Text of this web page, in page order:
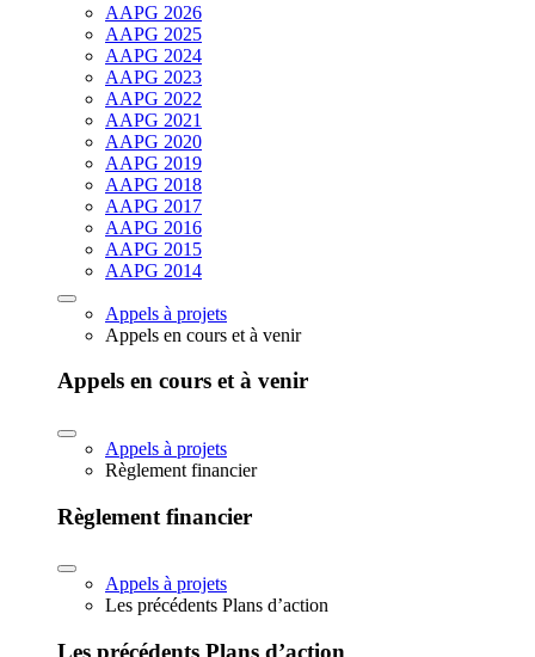
AAPG 2026
AAPG 2025
AAPG 2024
AAPG 2023
AAPG 2022
AAPG 2021
AAPG 2020
AAPG 2019
AAPG 2018
AAPG 2017
AAPG 2016
AAPG 2015
AAPG 2014
Appels à projets
Appels en cours et à venir
Appels en cours et à venir
Appels à projets
Règlement financier
Règlement financier
Appels à projets
Les précédents Plans d’action
Les précédents Plans d’action